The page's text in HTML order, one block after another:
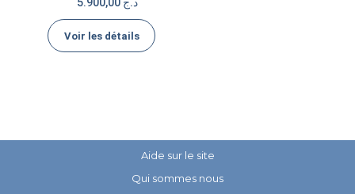
Voir les détails
Aide sur le site
Qui sommes nous